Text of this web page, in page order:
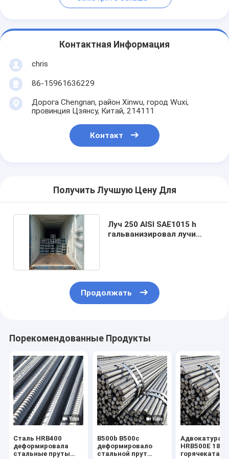
Контактная Информация
chris
86-15961636229
Дорога Chengnan, район Xinwu, город Wuxi,
провинция Цзянсу, Китай, 214111
Контакт
Получить Лучшую Цену Для
Луч 250 AISI SAE1015 h
гальванизировал лучи
Продолжать
Порекомендованные Продукты
Сталь HRB400
деформировала
стальные пруты
B500b B500c
деформировало
стальной прут
Адвокатура
HRB500E